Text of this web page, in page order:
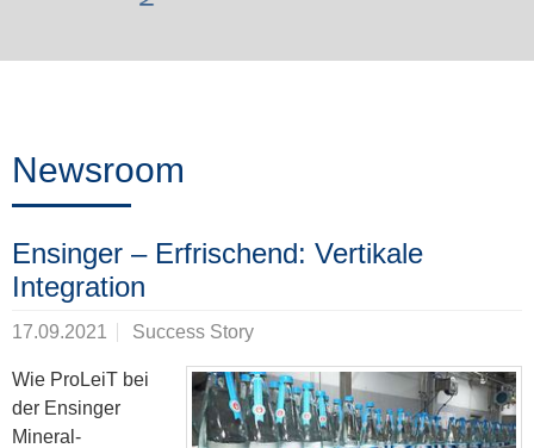
Academy
News
&
Partner
Newsroom
Ensinger – Erfrischend: Vertikale
Integration
17.09.2021 Success Story
Wie ProLeiT bei
der Ensinger
Mineral-